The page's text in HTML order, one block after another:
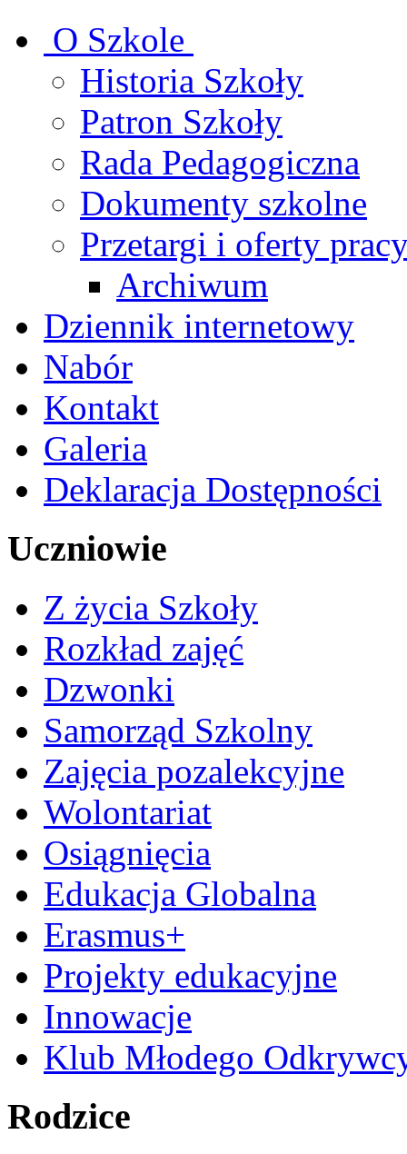
O Szkole
Historia Szkoły
Patron Szkoły
Rada Pedagogiczna
Dokumenty szkolne
Przetargi i oferty
Archiwum
Dziennik internetowy
Nabór
Kontakt
Galeria
Deklaracja Dostępności
Uczniowie
Z życia Szkoły
Rozkład zajęć
Dzwonki
Samorząd Szkolny
Zajęcia pozalekcyjne
Wolontariat
Osiągnięcia
Edukacja Globalna
Erasmus+
Projekty edukacyjne
Innowacje
Klub Młodego
Rodzice